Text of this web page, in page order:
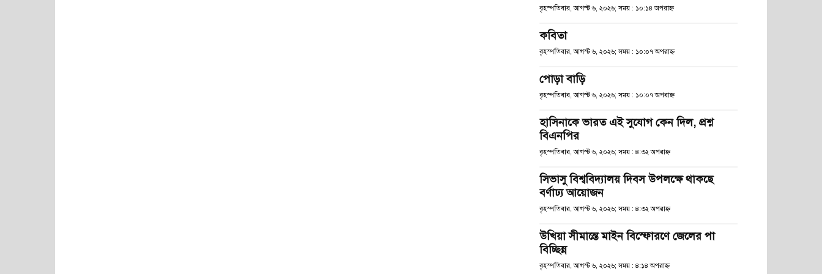
বৃহস্পতিবার, আগস্ট ৬, ২০২৬; সময় : ১০:১৪ অপরাহ্ণ
কবিতা
বৃহস্পতিবার, আগস্ট ৬, ২০২৬; সময় : ১০:০৭ অপরাহ্ণ
পোড়া বাড়ি
বৃহস্পতিবার, আগস্ট ৬, ২০২৬; সময় : ১০:০৭ অপরাহ্ণ
হাসিনাকে ভারত এই সুযোগ কেন দিল, প্রশ্ন
বিএনপির
বৃহস্পতিবার, আগস্ট ৬, ২০২৬; সময় : ৪:৩২ অপরাহ্ণ
সিভাসু বিশ্ববিদ্যালয় দিবস উপলক্ষে থাকছে
বর্ণাঢ্য আয়োজন
বৃহস্পতিবার, আগস্ট ৬, ২০২৬; সময় : ৪:৩২ অপরাহ্ণ
উখিয়া সীমান্তে মাইন বিস্ফোরণে জেলের পা
বিচ্ছিন্ন
বৃহস্পতিবার, আগস্ট ৬, ২০২৬; সময় : ৪:১৪ অপরাহ্ণ